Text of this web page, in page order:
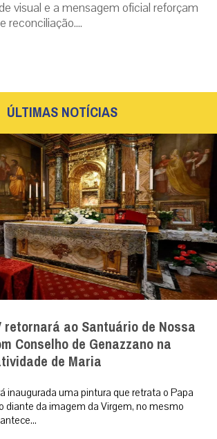
visual e a mensagem oficial reforçam
reconciliação....
ÚLTIMAS NOTÍCIAS
retornará ao Santuário de Nossa
Conselho de Genazzano na
de Maria
inaugurada uma pintura que retrata o Papa
diante da imagem da Virgem, no mesmo